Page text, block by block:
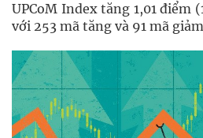
UPCoM Index tăng 1,01 điểm
với 253 mã tăng và 91 mã